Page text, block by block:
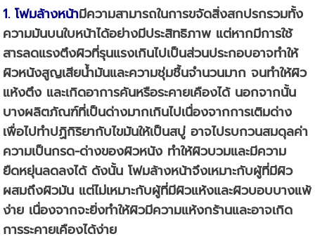
1. โฟมล้างหน้ามีความสามารถในการขจัดสิ่งสกปรกรวมทั้ง
ความมันบนใบหน้าได้อย่างมีประสิทธิภาพ แต่หากมีการใช้
สารลดแรงตึงผิวที่รุนแรงเกินไปเป็นส่วนประกอบอาจทำให้
ผิวหนังสูญเสียน้ำมันและความชุ่มชื้นจำนวนมาก จนทำให้ผิว
แห้งตึง และเกิดอาการคันหรือระคายเคืองได้ นอกจากนั้น
บางผลิตภัณฑ์ที่เป็นด่างมากเกินไปเนื่องจากการเติมด่าง
เพื่อไปทำปฏิกิริยากับไขมันให้เป็นสบู่ อาจไปรบกวนสมดุลค่า
ความเป็นกรด-ด่างของผิวหนัง ทำให้ผิวบวมและมีความ
ยืดหยุ่นลดลงได้ ดังนั้น โฟมล้างหน้าจึงเหมาะกับผู้ที่มีผิว
ผสมถึงผิวมัน แต่ไม่เหมาะกับผู้ที่มีผิวแห้งและผิวบอบบางแพ้
ง่าย เนื่องจากจะยิ่งทำให้ผิวมีความแห้งกร้านและอาจเกิด
การระคายเคืองได้ง่าย